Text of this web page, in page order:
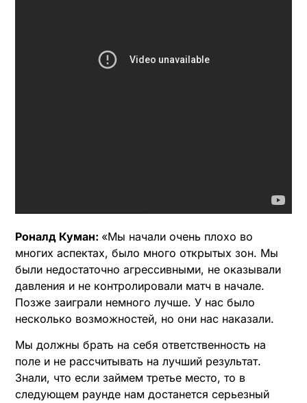
Роналд Куман: «Мы начали очень плохо во
многих аспектах, было много открытых зон. Мы
были недостаточно агрессивными, не оказывали
давления и не контролировали матч в начале.
Позже заиграли немного лучше. У нас было
несколько возможностей, но они нас наказали.
Мы должны брать на себя ответственность на
поле и не рассчитывать на лучший результат.
Знали, что если займем третье место, то в
следующем раунде нам достанется серьезный